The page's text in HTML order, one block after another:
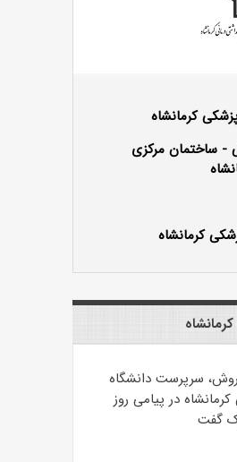
کرمانشاه
- ساختمان مرکزی
کرمانشاه
سرپرست دانشگاه
در پیامی روز
گفت